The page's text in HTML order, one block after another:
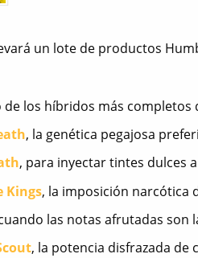
un lote de productos
de los híbridos más completos
, la genética pegajosa
, para inyectar tintes dulces
Kings, la imposición narcótica
las notas afrutadas son
, la potencia disfrazada de